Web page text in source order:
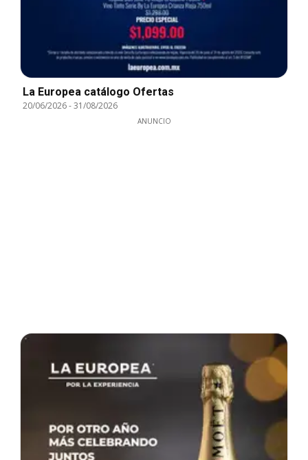
La Europea catálogo Ofertas
20/06/2026-31/08/2026
ANUNCIO